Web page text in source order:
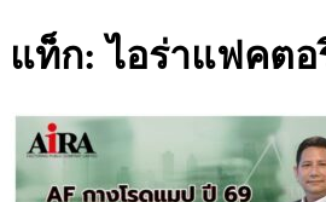
แท็ก: ไอร่าแฟคตอ